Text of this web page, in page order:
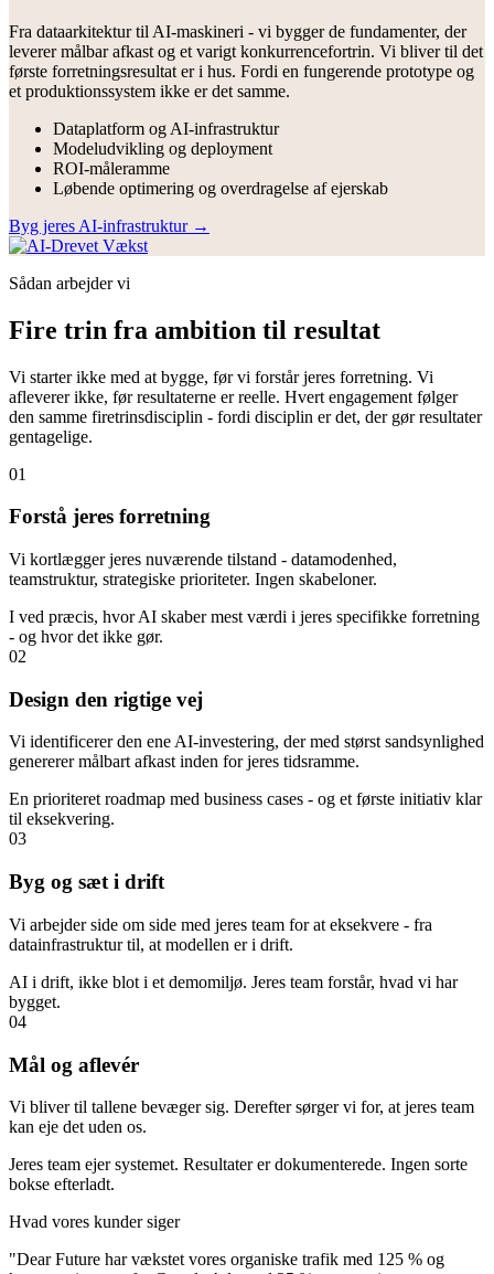
Fra dataarkitektur til AI-maskineri - vi bygger de fundamenter, der
leverer målbar afkast og et varigt konkurrencefortrin. Vi bliver til det
første forretningsresultat er i hus. Fordi en fungerende prototype og
et produktionssystem ikke er det samme.
Dataplatform og AI-infrastruktur
Modeludvikling og deployment
ROI-måleramme
Løbende optimering og overdragelse af ejerskab
Byg jeres AI-infrastruktur→
Sådan arbejder vi
Fire trin fra ambition til resultat
Vi starter ikke med at bygge, før vi forstår jeres forretning. Vi
afleverer ikke, før resultaterne er reelle. Hvert engagement følger
den samme firetrinsdisciplin - fordi disciplin er det, der gør resultater
gentagelige.
01
Forstå jeres forretning
Vi kortlægger jeres nuværende tilstand - datamodenhed,
teamstruktur, strategiske prioriteter. Ingen skabeloner.
I ved præcis, hvor AI skaber mest værdi i jeres specifikke forretning
- og hvor det ikke gør.
02
Design den rigtige vej
Vi identificerer den ene AI-investering, der med størst sandsynlighed
genererer målbart afkast inden for jeres tidsramme.
En prioriteret roadmap med business cases - og et første initiativ klar
til eksekvering.
03
Byg og sæt i drift
Vi arbejder side om side med jeres team for at eksekvere - fra
datainfrastruktur til, at modellen er i drift.
AI i drift, ikke blot i et demomiljø. Jeres team forstår, hvad vi har
bygget.
04
Mål og aflevér
Vi bliver til tallene bevæger sig. Derefter sørger vi for, at jeres team
kan eje det uden os.
Jeres team ejer systemet. Resultater er dokumenterede. Ingen sorte
bokse efterladt.
Hvad vores kunder siger
"Dear Future har vækstet vores organiske trafik med 125 % og